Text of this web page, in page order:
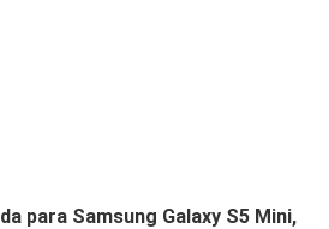
para Samsung Galaxy S5 Mini,